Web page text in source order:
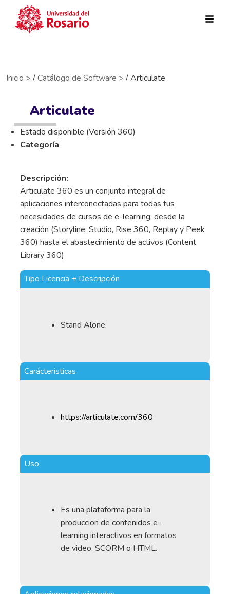
Inicio > /Catálogo de Software > / Articulate
Articulate
Estado disponible (Versión 360)
Categoría
Descripción:
Articulate 360 es un conjunto integral de
aplicaciones interconectadas para todas tus
necesidades de cursos de e-learning, desde la
creación (Storyline, Studio, Rise 360, Replay y Peek
360) hasta el abastecimiento de activos (Content
Library 360)
Tipo Licencia + Descripción
Stand Alone.
Carácteristicas
https://articulate.com/360
Uso
Es una plataforma para la
produccion de contenidos e-
learning interactivos en formatos
de video, SCORM o HTML.